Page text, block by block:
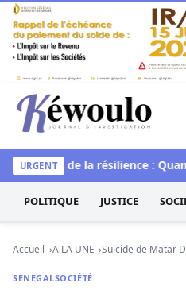
Aller au contenu
Kéwoulo, le premier site
URGENT
L’art de la résilience :
POLITIQUE JUSTICE
Accueil A LA UNE Suicide de Matar
SENEGALSOCIÉTÉ